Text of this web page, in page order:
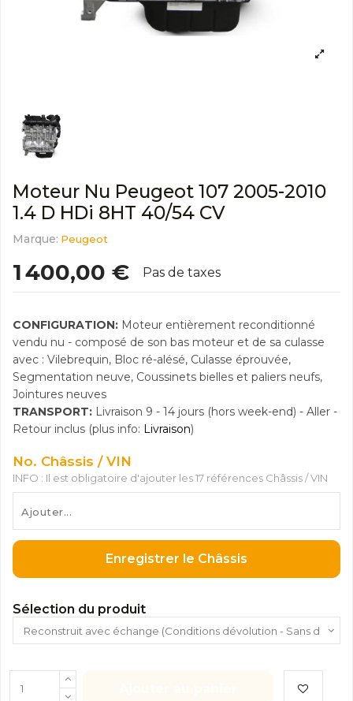
Moteur Nu Peugeot 107 2005-2010
1.4 D HDi 8HT 40/54 CV
Marque: Peugeot
1 400,00 € Pas de taxes
CONFIGURATION: Moteur entièrement reconditionné
vendu nu - composé de son bas moteur et de sa culasse
avec : Vilebrequin, Bloc ré-alésé, Culasse éprouvée,
Segmentation neuve, Coussinets bielles et paliers neufs,
Jointures neuves
TRANSPORT: Livraison 9 - 14 jours (hors week-end) - Aller -
Retour inclus (plus info: Livraison)
No. Châssis / VIN
INFO : Il est obligatoire d'ajouter les 17 références Châssis / VIN
Enregistrer le Châssis
Sélection du produit